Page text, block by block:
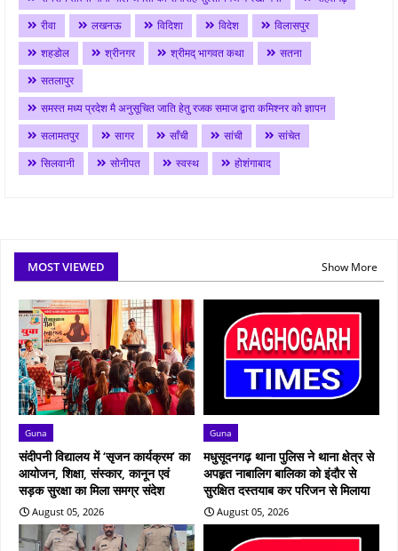
रीवा
लखनऊ विदिशा विदेश
विलासपुर
शहडोल
श्रीनगर श्रीमद् भागवत कथा
सतना
सतलापुर
समस्त मध्य प्रदेश मै अनुसूचित जाति हेतु रजक समाज द्वारा कमिश्नर को ज्ञापन
सलामतपुर
सागर साँची सांची
सांचेत
सिलवानी
सोनीपत स्वस्थ होशंगाबाद
MOST VIEWED Show More
Guna
संदीपनी विद्यालय में ‘सृजन कार्यक्रम’ का
आयोजन, शिक्षा, संस्कार, कानून एवं
सड़क सुरक्षा का मिला समग्र संदेश
August 05, 2026
Guna
मधुसूदनगढ़ थाना पुलिस ने थाना क्षेत्र से
अपहृत नाबालिग बालिका को इंदौर से
सुरक्षित दस्तयाब कर परिजन से मिलाया
August 05, 2026